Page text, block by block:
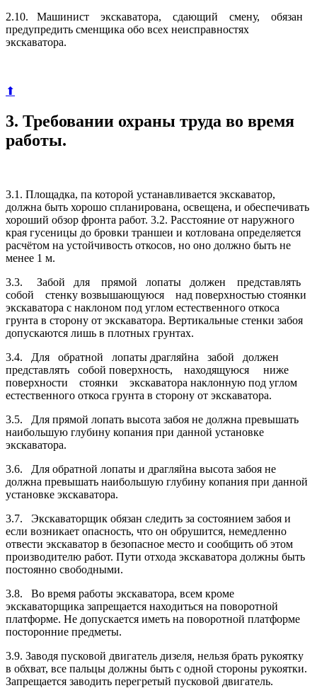
2.10. Машинист экскаватора, сдающий смену, обязан
предупредить сменщика обо всех неисправностях
экскаватора.
⬆
3. Требовании охраны труда во время
работы.
3.1. Площадка, па которой устанавливается экскаватор,
должна быть хорошо спланирована, освещена, и обеспечивать
хороший обзор фронта работ. 3.2. Расстояние от наружного
края гусеницы до бровки траншеи и котлована определяется
расчётом на устойчивость откосов, но оно должно быть не
менее 1 м.
3.3. Забой для прямой лопаты должен представлять
собой стенку возвышающуюся над поверхностью стоянки
экскаватора с наклоном под углом естественного откоса
грунта в сторону от экскаватора. Вертикальные стенки забоя
допускаются лишь в плотных грунтах.
3.4. Для обратной лопаты драгляйна забой должен
представлять собой поверхность, находящуюся ниже
поверхности стоянки экскаватора наклонную под углом
естественного откоса грунта в сторону от экскаватора.
3.5. Для прямой лопать высота забоя не должна превышать
наибольшую глубину копания при данной установке
экскаватора.
3.6. Для обратной лопаты и драгляйна высота забоя не
должна превышать наибольшую глубину копания при данной
установке экскаватора.
3.7. Экскаваторщик обязан следить за состоянием забоя и
если возникает опасность, что он обрушится, немедленно
отвести экскаватор в безопасное место и сообщить об этом
производителю работ. Пути отхода экскаватора должны быть
постоянно свободными.
3.8. Во время работы экскаватора, всем кроме
экскаваторщика запрещается находиться на поворотной
платформе. Не допускается иметь на поворотной платформе
посторонние предметы.
3.9. Заводя пусковой двигатель дизеля, нельзя брать рукоятку
в обхват, все пальцы должны быть с одной стороны рукоятки.
Запрещается заводить перегретый пусковой двигатель.